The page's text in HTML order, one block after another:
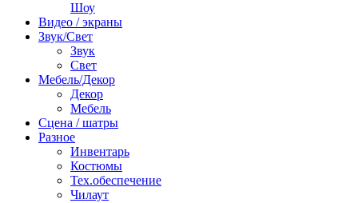
Шоу
Видео / экраны
Звук/Свет
Звук
Свет
Мебель/Декор
Декор
Мебель
Сцена / шатры
Разное
Инвентарь
Костюмы
Тех.обеспечение
Чилаут